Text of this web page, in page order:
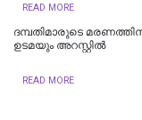
READ MORE
ദമ്പതിമാരുടെ
ഉടമയും അറസ്റ്റില്‍
READ MORE